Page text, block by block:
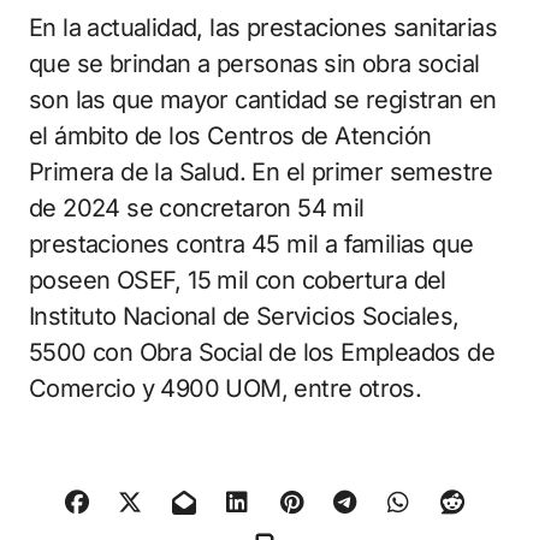
En la actualidad, las prestaciones sanitarias
que se brindan a personas sin obra social
son las que mayor cantidad se registran en
el ámbito de los Centros de Atención
Primera de la Salud. En el primer semestre
de 2024 se concretaron 54 mil
prestaciones contra 45 mil a familias que
poseen OSEF, 15 mil con cobertura del
Instituto Nacional de Servicios Sociales,
5500 con Obra Social de los Empleados de
Comercio y 4900 UOM, entre otros.